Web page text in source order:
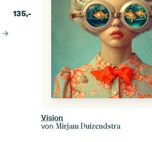
135,-
Vision
vonMirjam Duizendstra